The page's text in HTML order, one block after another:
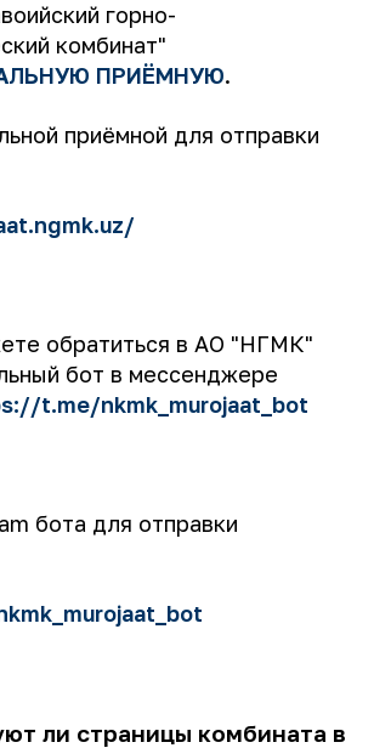
горно-
комбинат"
ПРИЁМНУЮ.
приёмной для отправки
обратиться в АО "НГМК"
бот в мессенджере
t.me/nkmk_murojaat_bot
бота для отправки
ли страницы комбината в